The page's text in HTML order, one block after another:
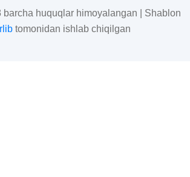
huquqlar himoyalangan | Shablon
tomonidan ishlab chiqilgan